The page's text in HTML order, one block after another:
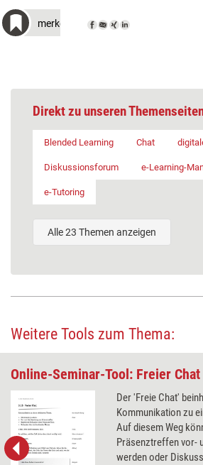
merken
Direkt zu unseren
Blended Learning Chat
Diskussionsforum e-Learning-
e-Tutoring
Alle 23 Themen anzeigen
Weitere Tools zum Thema:
Online-Seminar-Tool: Freier Chat
Der 'Freie Chat'
Kommunikation zu
Auf diesem Weg
Präsenztreffen vor-
werden oder